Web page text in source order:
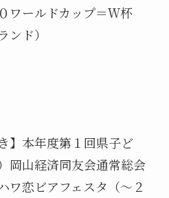
ワールドカップ＝Ｗ杯
ンド）
】本年度第１回県子ど
岡山経済同友会通常総会
ワ恋ビアフェスタ（～２